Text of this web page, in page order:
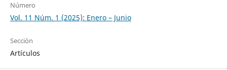
Número
Vol. 11 Núm. 1 (2025): Enero – Junio
Sección
Artículos